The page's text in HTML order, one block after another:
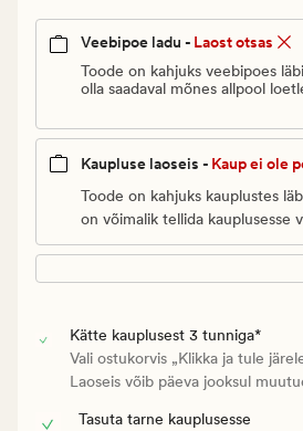
Veebipoe ladu - Laost otsas
Toode on kahjuks veebipoes
olla saadaval mõnes allpool
Kaupluse laoseis - Kaup ei ole
Toode on kahjuks kauplustes
on võimalik tellida kauplusesse
Kätte kauplusest 3 tunniga*
Vali ostukorvis „Klikka ja tule
Laoseis võib päeva jooksul
Tasuta tarne kauplusesse